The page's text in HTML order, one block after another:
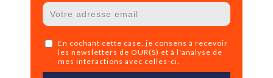
En cochant cette case, je consens à recevoir
les newsletters de OUR(S) et à l'analyse de
mes interactions avec celles-ci.